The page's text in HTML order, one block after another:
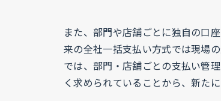
また、部門や店舗ごとに独自の口
来の全社一括支払い方式では現場
では、部門・店舗ごとの支払い管
く求められていることから、新た